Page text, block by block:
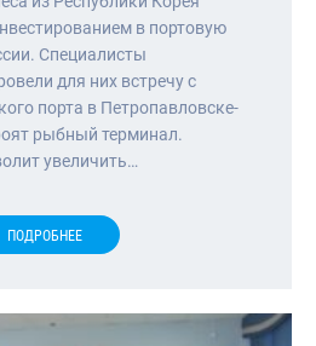
в портовую
Специалисты
для них встречу с
порта в Петропавловске-
рыбный терминал.
увеличить…
ПОДРОБНЕЕ